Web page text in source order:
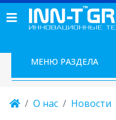
МЕНЮ РАЗДЕЛА
О нас Новости